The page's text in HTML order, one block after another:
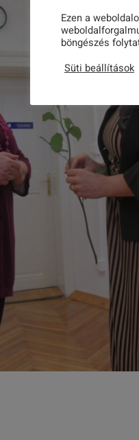
Ezen a
böngészés
Süti beállítások